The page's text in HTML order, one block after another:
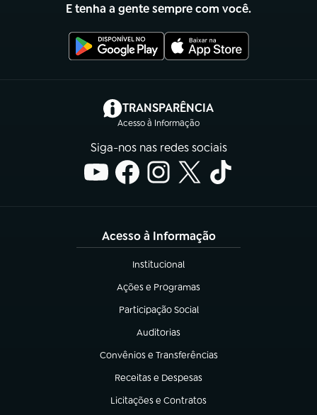
E tenha a gente sempre com você.
TRANSPARÊNCIA
Acesso à Informação
(abre em nova aba)
Siga-nos nas redes sociais
Acesso à Informação
Institucional
(abre em nova aba)
Ações e Programas
(abre em nova aba)
Participação Social
(abre em nova aba)
Auditorias
(abre em nova aba)
Convênios e Transferências
(abre em nova aba)
Receitas e Despesas
(abre em nova aba)
Licitações e Contratos
(abre em nova aba)